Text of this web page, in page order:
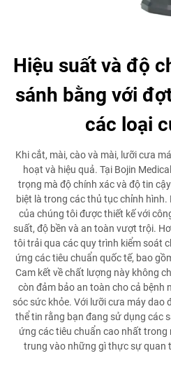
Hiệu suất và độ
sánh bằng với
các loại
Khi cắt, mài, cào và mài, lưỡi cưa
hoạt và hiệu quả. Tại Bojin
trọng mà độ chính xác và độ tin
biệt là trong các thủ tục chỉnh
của chúng tôi được thiết kế với
suất, độ bền và an toàn vượt trội.
tôi trải qua các quy trình kiểm soát
ứng các tiêu chuẩn quốc tế, bao
Cam kết về chất lượng này không
còn đảm bảo an toàn cho cả bệnh
sóc sức khỏe. Với lưỡi cưa máy dao
thể tin rằng bạn đang sử dụng các
ứng các tiêu chuẩn cao nhất trong
trung vào những gì thực sự quan